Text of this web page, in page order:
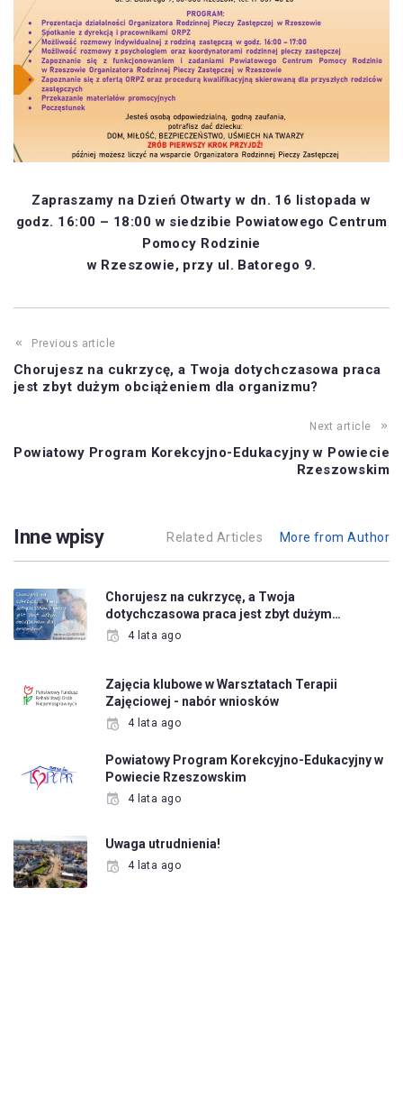
Zapraszamy na Dzień Otwarty w dn. 16 listopada w
godz. 16:00 – 18:00 w siedzibie Powiatowego Centrum
Pomocy Rodzinie
w Rzeszowie, przy ul. Batorego 9.
Previous article
Chorujesz na cukrzycę, a Twoja dotychczasowa praca
jest zbyt dużym obciążeniem dla organizmu?
Next article
Powiatowy Program Korekcyjno-Edukacyjny w Powiecie
Rzeszowskim
Inne wpisy Related Articles More from Author
Chorujesz na cukrzycę, a Twoja
dotychczasowa praca jest zbyt dużym…
4 lata ago
Zajęcia klubowe w Warsztatach Terapii
Zajęciowej - nabór wniosków
4 lata ago
Powiatowy Program Korekcyjno-Edukacyjny w
Powiecie Rzeszowskim
4 lata ago
Uwaga utrudnienia!
4 lata ago